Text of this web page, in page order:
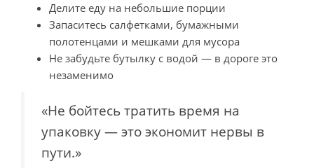
Делите еду на небольшие порции
Запаситесь салфетками, бумажными
полотенцами и мешками для мусора
Не забудьте бутылку с водой — в дороге это
незаменимо
«Не бойтесь тратить время на
упаковку — это экономит нервы в
пути.»